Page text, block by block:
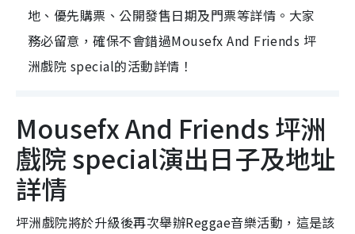
地、優先購票、公開發售日期及門票等詳情。大家
務必留意，確保不會錯過Mousefx And Friends 坪
洲戲院 special的活動詳情！
Mousefx And Friends 坪洲
戲院 special演出日子及地址
詳情
坪洲戲院將於升級後再次舉辦Reggae音樂活動，這是該